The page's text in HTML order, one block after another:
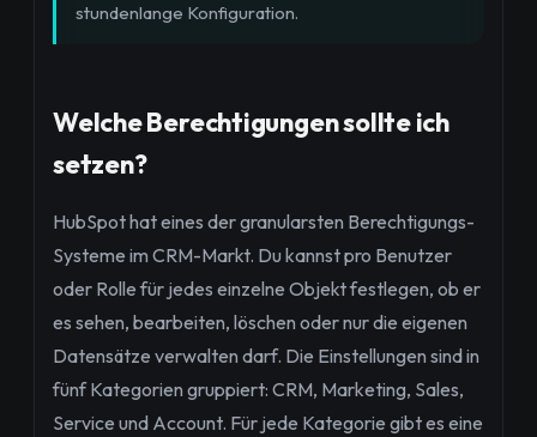
stundenlange Konfiguration.
Welche Berechtigungen sollte ich
setzen?
HubSpot hat eines der granularsten Berechtigungs-
Systeme im CRM-Markt. Du kannst pro Benutzer
oder Rolle für jedes einzelne Objekt festlegen, ob er
es sehen, bearbeiten, löschen oder nur die eigenen
Datensätze verwalten darf. Die Einstellungen sind in
fünf Kategorien gruppiert: CRM, Marketing, Sales,
Service und Account. Für jede Kategorie gibt es eine